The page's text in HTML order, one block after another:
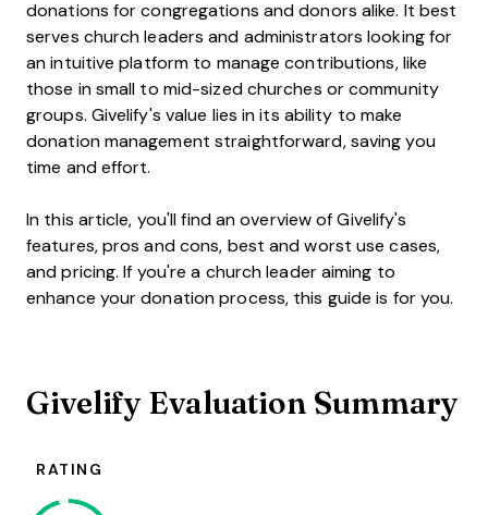
donations for congregations and donors alike. It best
serves church leaders and administrators looking for
an intuitive platform to manage contributions, like
those in small to mid-sized churches or community
groups. Givelify's value lies in its ability to make
donation management straightforward, saving you
time and effort.
In this article, you'll find an overview of Givelify's
features, pros and cons, best and worst use cases,
and pricing. If you're a church leader aiming to
enhance your donation process, this guide is for you.
Givelify Evaluation Summary
RATING